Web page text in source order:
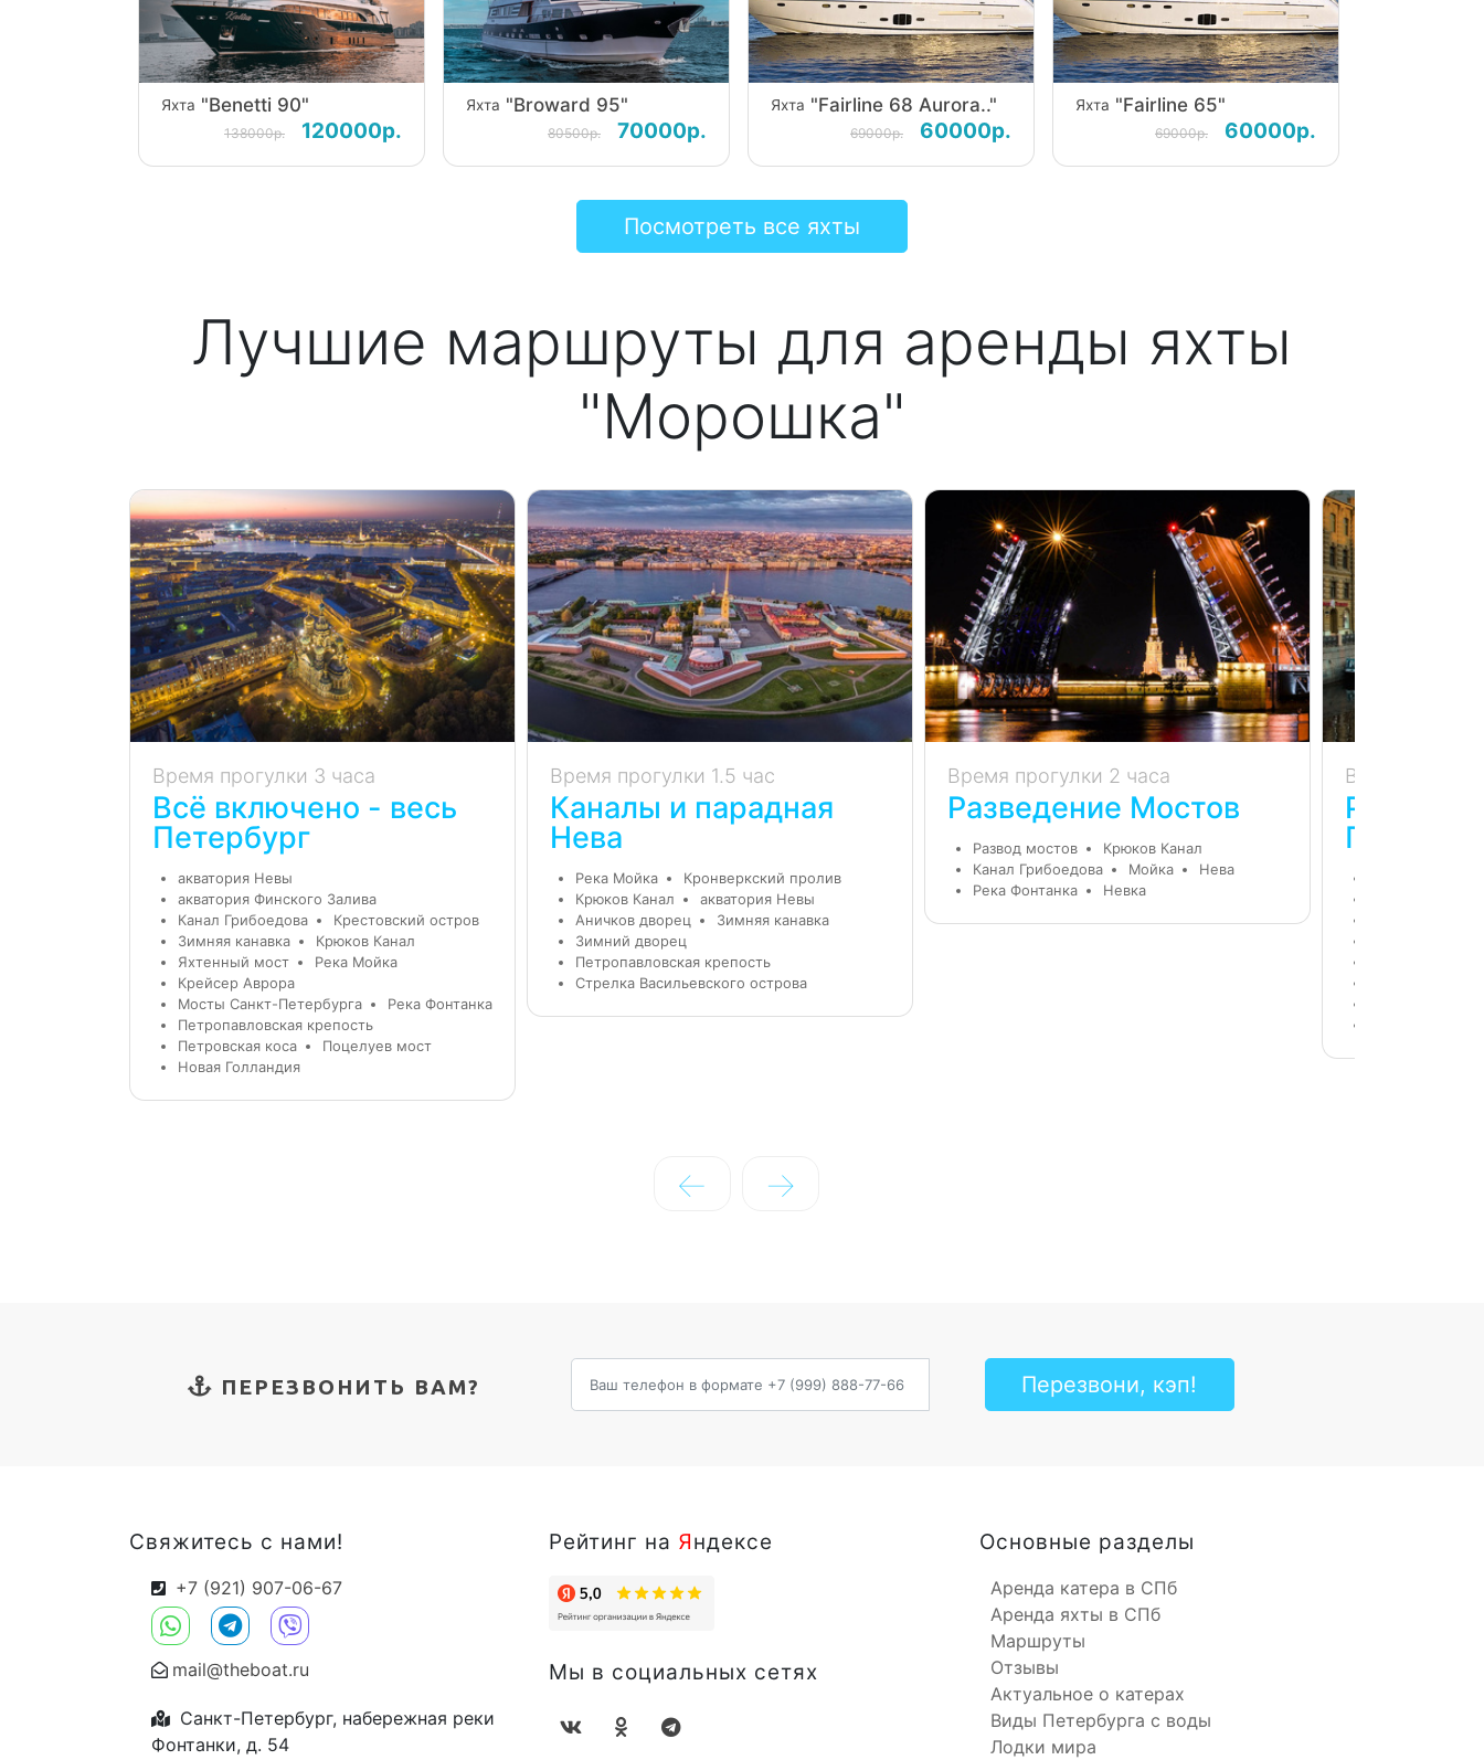
Яхта "Benetti 90"
138000р. 120000р.
Яхта "Broward 95"
80500р. 70000р.
Яхта "Fairline 68 Aurora.."
69000р. 60000р.
Яхта "Fairline 65"
69000р. 60000р.
Посмотреть все яхты
Лучшие маршруты для аренды яхты
"Морошка"
Время прогулки 3 часа
Всё включено - весь
Петербург
акватория Невы
акватория Финского Залива
Канал Грибоедова
Крестовский остров
Зимняя канавка
Крюков Канал
Яхтенный мост
Река Мойка
Крейсер Аврора
Мосты Санкт-Петербурга
Река Фонтанка
Петропавловская крепость
Петровская коса
Поцелуев мост
Новая Голландия
Время прогулки 1.5 час
Каналы и парадная
Нева
Река Мойка
Кронверкский пролив
Крюков Канал
акватория Невы
Аничков дворец
Зимняя канавка
Зимний дворец
Петропавловская крепость
Стрелка Васильевского острова
Время прогулки 2 часа
Разведение Мостов
Развод мостов
Крюков Канал
Канал Грибоедова
Мойка
Нева
Река Фонтанка
Невка
Время
Реки и
← →
ПЕРЕЗВОНИТЬ ВАМ? Перезвони, кэп!
Свяжитесь с нами!
+7 (921) 907-06-67
mail@theboat.ru
Санкт-Петербург, набережная реки
Фонтанки, д. 54
Рейтинг на Яндексе
Мы в социальных сетях
Основные разделы
Аренда катера в СПб
Аренда яхты в СПб
Маршруты
Отзывы
Актуальное о катерах
Виды Петербурга с воды
Лодки мира